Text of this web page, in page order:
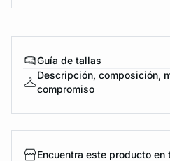
Guía de tallas
Descripción, composición,
compromiso
Encuentra este producto en